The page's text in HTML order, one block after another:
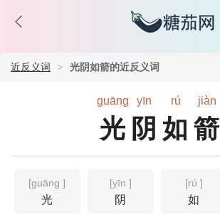
近反义词 光阴如箭的近反义词
guāng yīn rú jiàn
光阴如箭
[guāng ]
光
[yīn ]
阴
[rú ]
如